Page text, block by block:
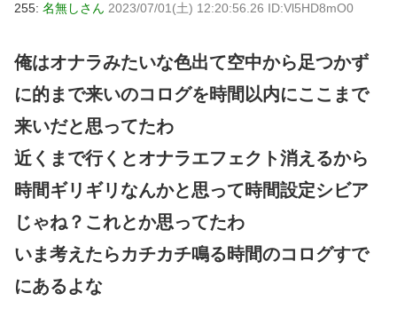
255: 名無しさん 2023/07/01(土) 12:20:56.26 ID:Vl5HD8mO0
俺はオナラみたいな色出て空中から足つかず
に的まで来いのコログを時間以内にここまで
来いだと思ってたわ
近くまで行くとオナラエフェクト消えるから
時間ギリギリなんかと思って時間設定シビア
じゃね？これとか思ってたわ
いま考えたらカチカチ鳴る時間のコログすで
にあるよな